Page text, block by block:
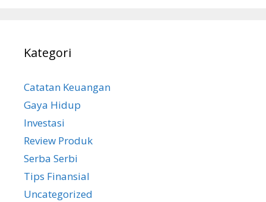
Kategori
Catatan Keuangan
Gaya Hidup
Investasi
Review Produk
Serba Serbi
Tips Finansial
Uncategorized